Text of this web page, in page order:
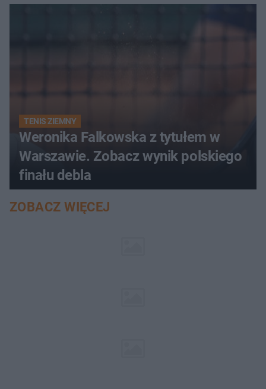
TENIS ZIEMNY
Weronika Falkowska z tytułem w
Warszawie. Zobacz wynik polskiego
finału debla
ZOBACZ WIĘCEJ